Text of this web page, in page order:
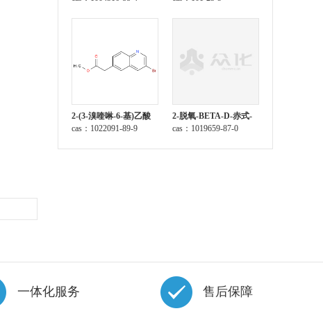
2-(3-溴喹啉-6-基)乙酸
甲酯
cas：1022091-89-9
2-脱氧-BETA-D-赤式-
呋喃戊糖 1-乙酸酯 3,5-
cas：1019659-87-0
一体化服务 售后保障